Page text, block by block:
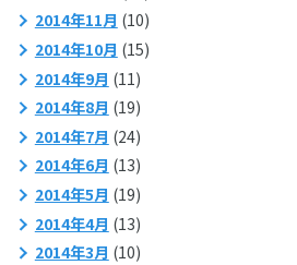
2014年11月 (10)
2014年10月 (15)
2014年9月 (11)
2014年8月 (19)
2014年7月 (24)
2014年6月 (13)
2014年5月 (19)
2014年4月 (13)
2014年3月 (10)